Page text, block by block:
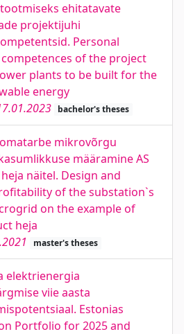
ehitatavate
projektijuhi
Personal
of the project
plants to be built for the
energy
bachelor's theses
mikrovõrgu
määramine AS
näitel. Design and
of the substation`s
on the example of
heja
master's theses
elektrienergia
viie aasta
Estonias
Portfolio for 2025 and